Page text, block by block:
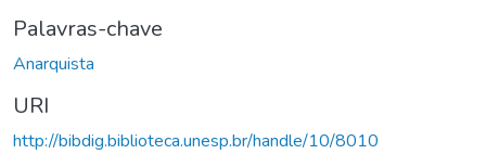
Palavras-chave
Anarquista
URI
http://bibdig.biblioteca.unesp.br/handle/10/8010